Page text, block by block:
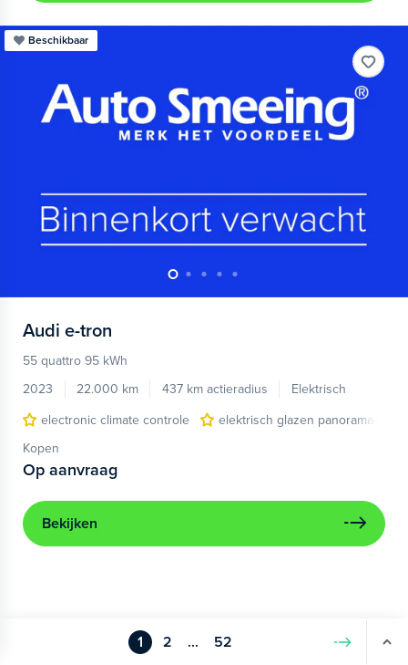
Beschikbaar
Audi e-tron
55 quattro 95 kWh
2023
22.000 km 437 km actieradius
Elektrisch
electronic climate controle
elektrisch glazen panorama-dak
Kopen
Op aanvraag
Bekijken
1 2 ... 52 Volgende